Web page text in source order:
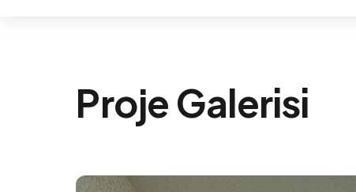
Proje Galerisi